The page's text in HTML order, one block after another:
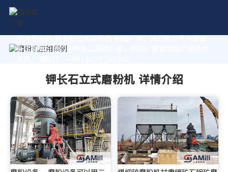
作为专业的 钾长石立式磨粉机 制造厂家，我们致力于为您量
身定制高价值的粉体加工系统方案。获取厂家直销报价及技术
钾长石立式磨粉机 详情介绍